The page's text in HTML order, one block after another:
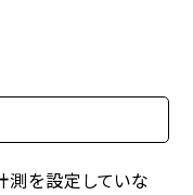
測を設定していな